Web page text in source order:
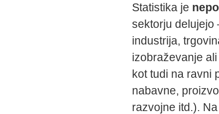
Statistika je
sektorju delujejo
industrija,
izobraževanje
kot tudi na ravni
nabavne,
razvojne itd.).